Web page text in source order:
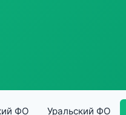
ФО Уральский ФО